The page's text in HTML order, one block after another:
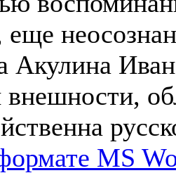
Акулина
внешности,
MS